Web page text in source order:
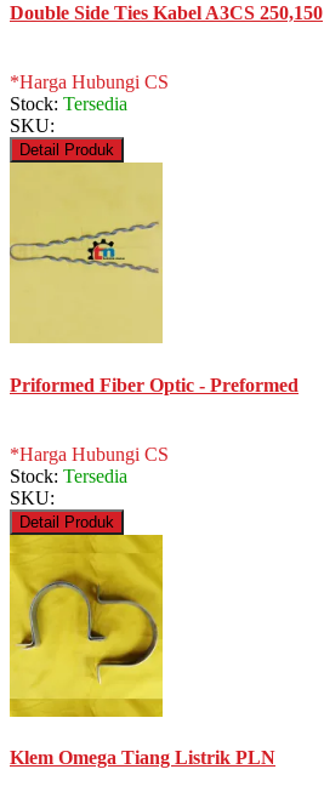
Double Side Ties Kabel A3CS 250,150
*Harga Hubungi CS
Stock: Tersedia
SKU:
Detail Produk
Priformed Fiber Optic - Preformed
*Harga Hubungi CS
Stock: Tersedia
SKU:
Detail Produk
Klem Omega Tiang Listrik PLN